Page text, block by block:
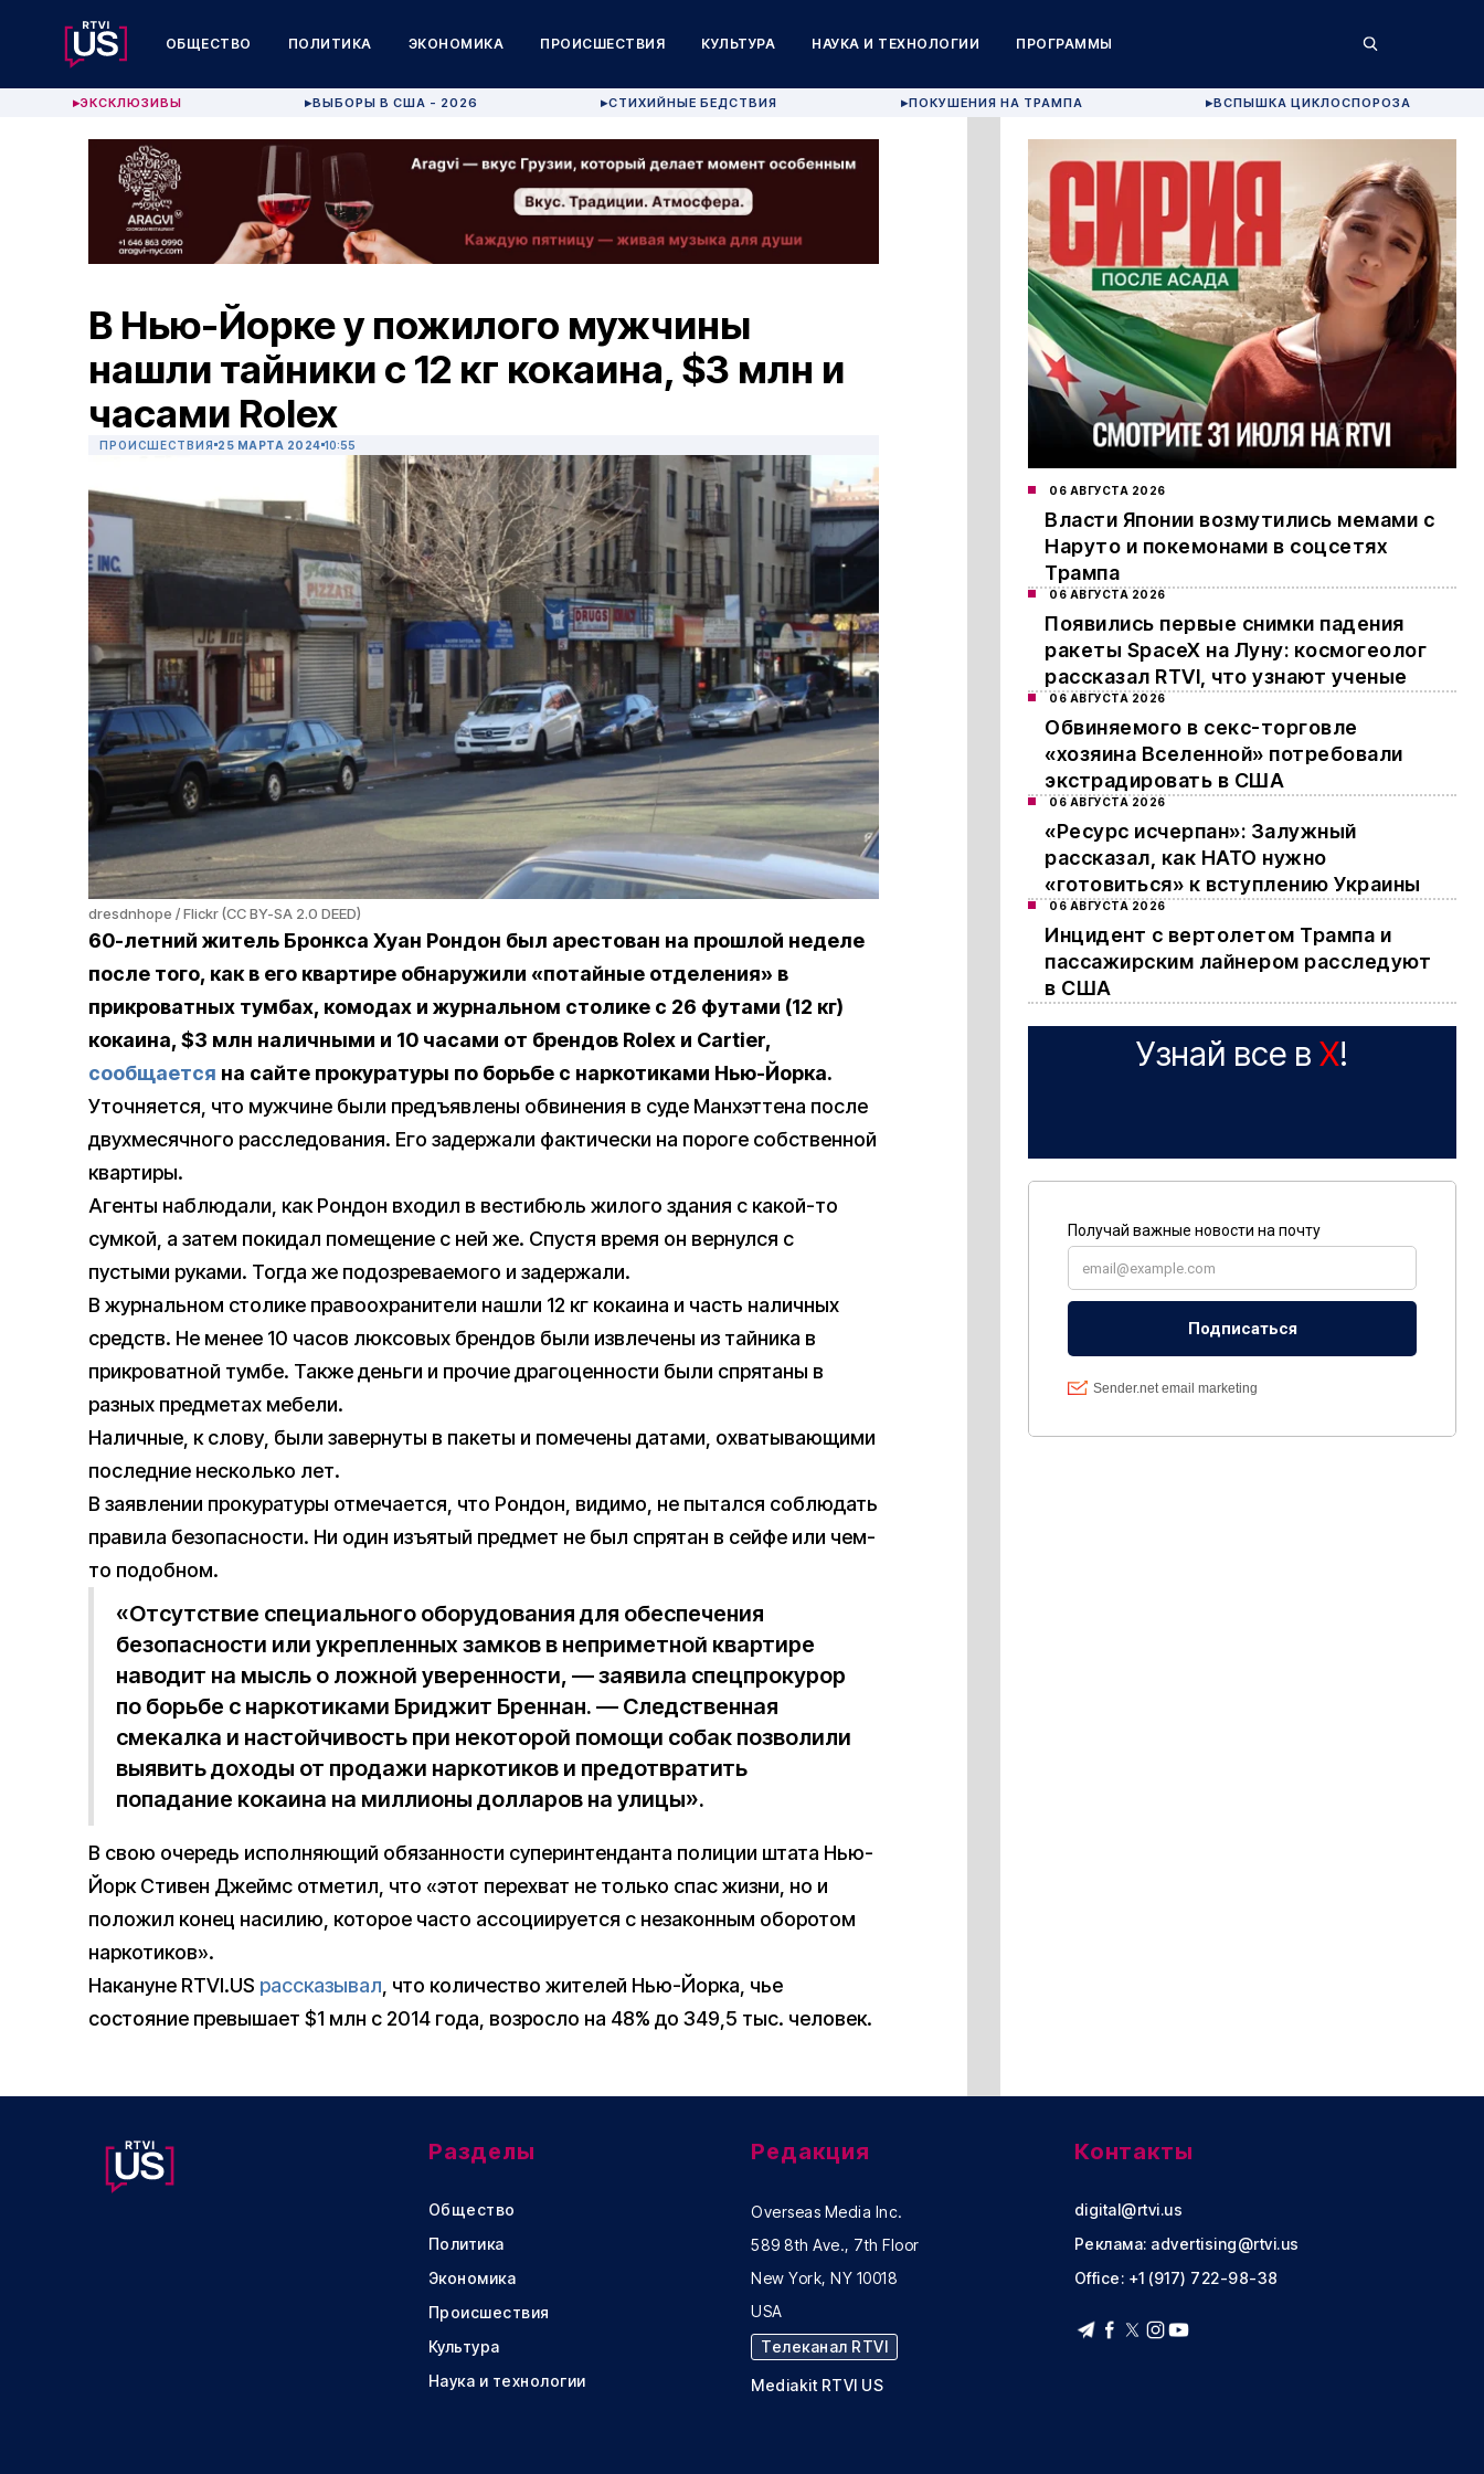
ОБЩЕСТВО ПОЛИТИКА ЭКОНОМИКА ПРОИСШЕСТВИЯ КУЛЬТУРА НАУКА И ТЕХНОЛОГИИ ПРОГРАММЫ
▶ЭКСКЛЮЗИВЫ ▶ВЫБОРЫ В США - 2026 ▶СТИХИЙНЫЕ БЕДСТВИЯ ▶ПОКУШЕНИЯ НА ТРАМПА ▶ВСПЫШКА ЦИКЛОСПОРОЗА
В Нью-Йорке у пожилого мужчины
нашли тайники с 12 кг кокаина, $3 млн и
часами Rolex
ПРОИСШЕСТВИЯ 25 МАРТА 2024 10:55
dresdnhope / Flickr (CC BY-SA 2.0 DEED)
60-летний житель Бронкса Хуан Рондон был арестован на прошлой неделе
после того, как в его квартире обнаружили «потайные отделения» в
прикроватных тумбах, комодах и журнальном столике с 26 футами (12 кг)
кокаина, $3 млн наличными и 10 часами от брендов Rolex и Cartier,
сообщается на сайте прокуратуры по борьбе с наркотиками Нью-Йорка.
Уточняется, что мужчине были предъявлены обвинения в суде Манхэттена после
двухмесячного расследования. Его задержали фактически на пороге собственной
квартиры.
Агенты наблюдали, как Рондон входил в вестибюль жилого здания с какой-то
сумкой, а затем покидал помещение с ней же. Спустя время он вернулся с
пустыми руками. Тогда же подозреваемого и задержали.
В журнальном столике правоохранители нашли 12 кг кокаина и часть наличных
средств. Не менее 10 часов люксовых брендов были извлечены из тайника в
прикроватной тумбе. Также деньги и прочие драгоценности были спрятаны в
разных предметах мебели.
Наличные, к слову, были завернуты в пакеты и помечены датами, охватывающими
последние несколько лет.
В заявлении прокуратуры отмечается, что Рондон, видимо, не пытался соблюдать
правила безопасности. Ни один изъятый предмет не был спрятан в сейфе или чем-
то подобном.
«Отсутствие специального оборудования для обеспечения
безопасности или укрепленных замков в неприметной квартире
наводит на мысль о ложной уверенности, — заявила спецпрокурор
по борьбе с наркотиками Бриджит Бреннан. — Следственная
смекалка и настойчивость при некоторой помощи собак позволили
выявить доходы от продажи наркотиков и предотвратить
попадание кокаина на миллионы долларов на улицы».
В свою очередь исполняющий обязанности суперинтенданта полиции штата Нью-
Йорк Стивен Джеймс отметил, что «этот перехват не только спас жизни, но и
положил конец насилию, которое часто ассоциируется с незаконным оборотом
наркотиков».
Накануне RTVI.US рассказывал, что количество жителей Нью-Йорка, чье
состояние превышает $1 млн с 2014 года, возросло на 48% до 349,5 тыс. человек.
06 АВГУСТА 2026
Власти Японии возмутились мемами с
Наруто и покемонами в соцсетях
Трампа
06 АВГУСТА 2026
Появились первые снимки падения
ракеты SpaceX на Луну: космогеолог
рассказал RTVI, что узнают ученые
06 АВГУСТА 2026
Обвиняемого в секс-торговле
«хозяина Вселенной» потребовали
экстрадировать в США
06 АВГУСТА 2026
«Ресурс исчерпан»: Залужный
рассказал, как НАТО нужно
«готовиться» к вступлению Украины
06 АВГУСТА 2026
Инцидент с вертолетом Трампа и
пассажирским лайнером расследуют
в США
Узнай все в X!
Разделы
Общество
Политика
Экономика
Происшествия
Культура
Наука и технологии
Редакция
Overseas Media Inc.
589 8th Ave., 7th Floor
New York, NY 10018
USA
Телеканал RTVI
Mediakit RTVI US
Контакты
digital@rtvi.us
Реклама: advertising@rtvi.us
Office: +1 (917) 722-98-38